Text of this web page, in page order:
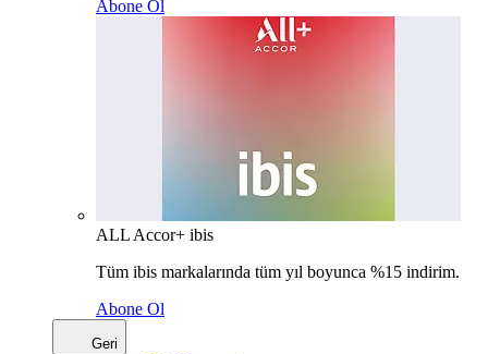
Abone Ol
ALL Accor+ ibis
Tüm ibis markalarında tüm yıl boyunca %15 indirim.
Abone Ol
Geri